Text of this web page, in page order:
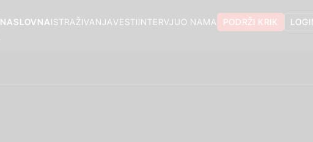
PODRŽI KRIK
O NAMA
INTERVJU
VESTI
ISTRAŽIVANJA
NASLOVNA